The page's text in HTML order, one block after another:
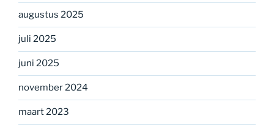
augustus 2025
juli 2025
juni 2025
november 2024
maart 2023